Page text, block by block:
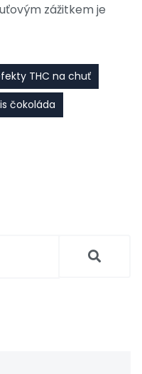
zážitkem je
THC na chuť
čokoláda